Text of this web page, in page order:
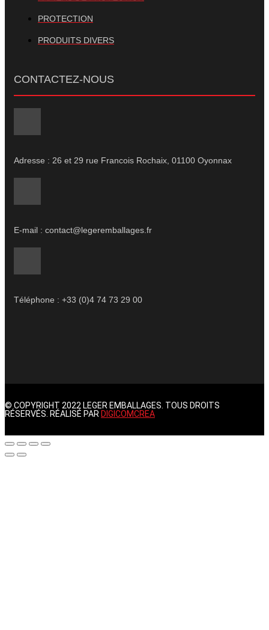
PROTECTION
PRODUITS DIVERS
CONTACTEZ-NOUS
Adresse : 26 et 29 rue Francois Rochaix, 01100 Oyonnax
E-mail : contact@legeremballages.fr
Téléphone : +33 (0)4 74 73 29 00
© COPYRIGHT 2022 LEGER EMBALLAGES. TOUS DROITS
RÉSERVÉS. RÉALISÉ PAR DIGICOMCREA